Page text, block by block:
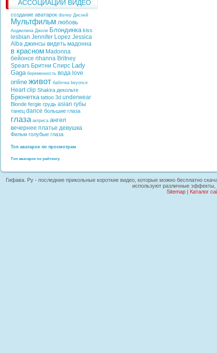
АССОЦИАЦИИ ВИДЕО
создание аватарок disney Дисней
Мультфильм любовь
Анджелина Джоли Блондинка kiss
lesbian Jennifer Lopez Jessica
Alba джинсы видеть мадонна
в красном Madonna
бейонсе rihanna Britney
Spears Бритни Спирс Lady
Gaga беременность вода love
online живот бабочка beyonce
Heart clip Shakira декольте
Брюнетка tattoo 3d underwear
Blonde fergie грудь asian губы
танец dance большие глаза
глаза актриса ангел
вечернее платье девушка
Фильм голубые глаза
Топ аватарок по просмотрам
Топ аватарок по рейтингу
Гифава. Ру - последние прикольные короткие видео, которые можно бесплатно
используют различные эффекты,
Sitemap| Каталог